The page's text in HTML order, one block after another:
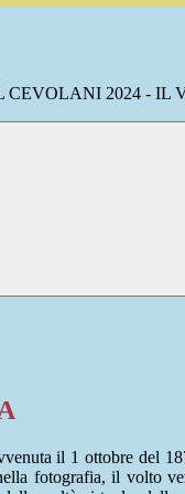
CEVOLANI 2024 - IL
il 1 ottobre del
fotografia, il volto